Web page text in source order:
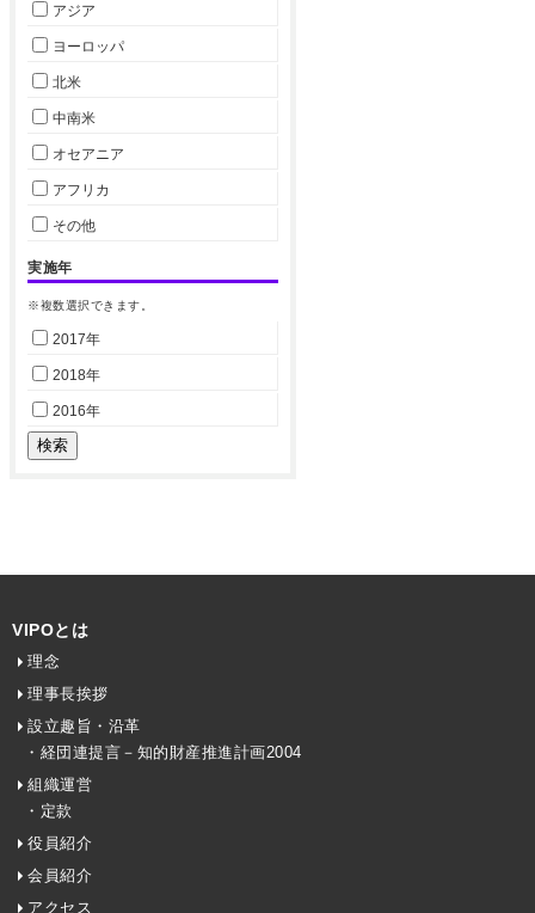
アジア
ヨーロッパ
北米
中南米
オセアニア
アフリカ
その他
実施年
※複数選択できます。
2017年
2018年
2016年
VIPOとは
理念
理事長挨拶
設立趣旨・沿革
・経団連提言－知的財産推進計画2004
組織運営
・定款
役員紹介
会員紹介
アクセス